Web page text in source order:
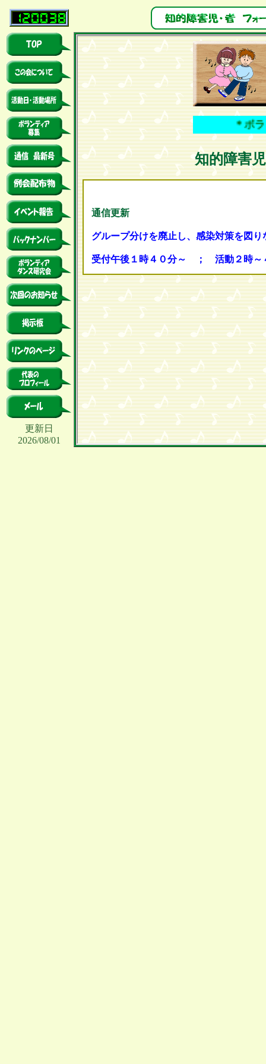
更新日
2026/08/01